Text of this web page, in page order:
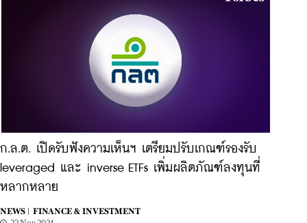
ก.ล.ต. เปิดรับฟังความเห็นฯ เตรียมปรับเกณฑ์รองรับ
leveraged และ inverse ETFs เพิ่มผลิตภัณฑ์ลงทุนที่
หลากหลาย
NEWS |
FINANCE & INVESTMENT